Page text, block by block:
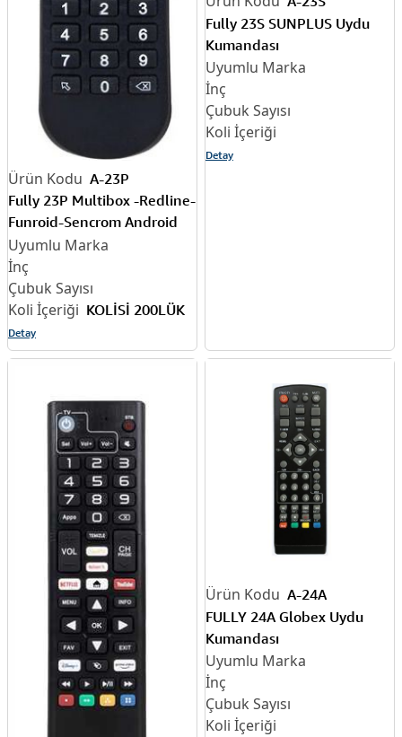
A-23P
Fully 23P Multibox -Redline-
Funroid-Sencrom Android
Uydu Kumandası
KOLİSİ 200LÜK
Detay
Fully 23S SUNPLUS Uydu
Kumandası
Detay
A-24A
FULLY 24A Globex Uydu
Kumandası